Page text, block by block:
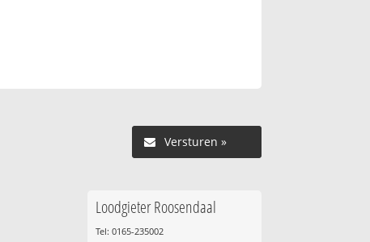
Versturen »
Loodgieter Roosendaal
Tel: 0165-235002